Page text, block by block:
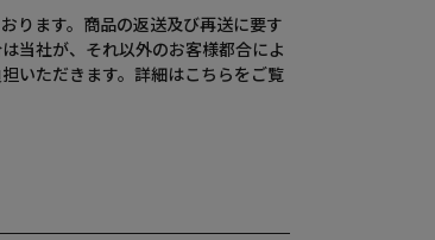
ります。商品の返送及び再送に要す
当社が、それ以外のお客様都合によ
いただきます。詳細はこちらをご覧